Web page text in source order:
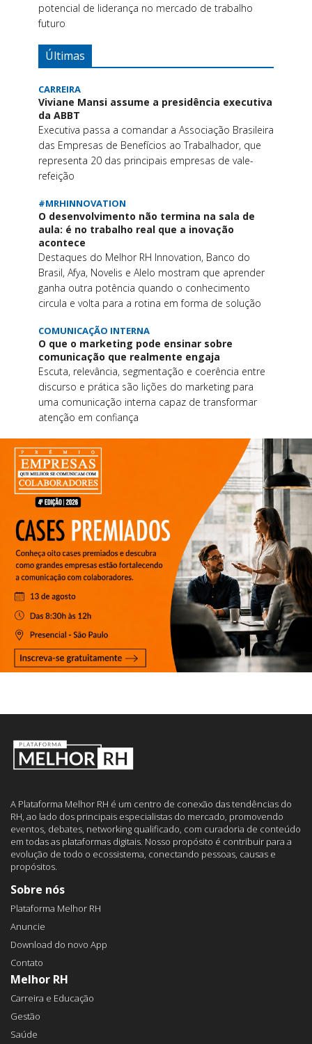
potencial de liderança no mercado de trabalho
futuro
Últimas
CARREIRA
Viviane Mansi assume a presidência executiva
da ABBT
Executiva passa a comandar a Associação Brasileira
das Empresas de Benefícios ao Trabalhador, que
representa 20 das principais empresas de vale-
refeição
#MRHINNOVATION
O desenvolvimento não termina na sala de
aula: é no trabalho real que a inovação
acontece
Destaques do Melhor RH Innovation, Banco do
Brasil, Afya, Novelis e Alelo mostram que aprender
ganha outra potência quando o conhecimento
circula e volta para a rotina em forma de solução
COMUNICAÇÃO INTERNA
O que o marketing pode ensinar sobre
comunicação que realmente engaja
Escuta, relevância, segmentação e coerência entre
discurso e prática são lições do marketing para
uma comunicação interna capaz de transformar
atenção em confiança
A Plataforma Melhor RH é um centro de conexão das tendências do
RH, ao lado dos principais especialistas do mercado, promovendo
eventos, debates, networking qualificado, com curadoria de conteúdo
em todas as plataformas digitais. Nosso propósito é contribuir para a
evolução de todo o ecossistema, conectando pessoas, causas e
propósitos.
Sobre nós
Plataforma Melhor RH
Anuncie
Download do novo App
Contato
Melhor RH
Carreira e Educação
Gestão
Saúde